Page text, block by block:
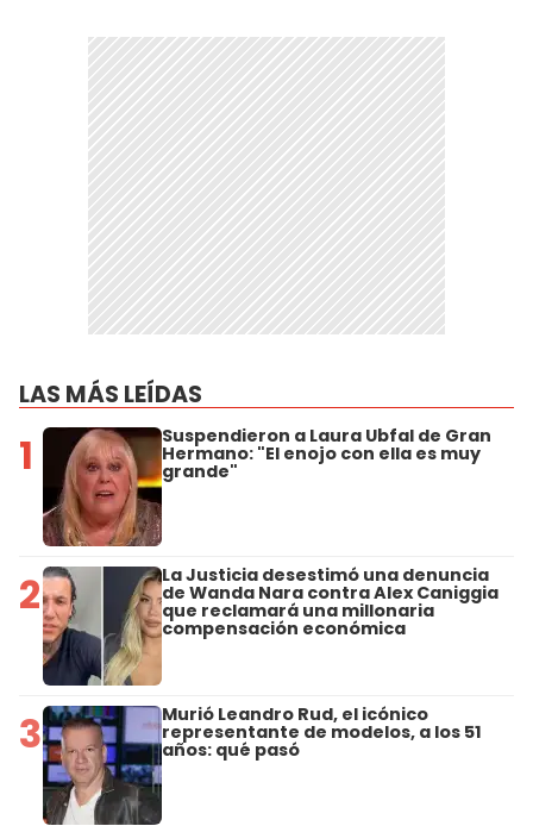
LAS MÁS LEÍDAS
1 Suspendieron a Laura Ubfal de Gran
Hermano: "El enojo con ella es muy
grande"
2 La Justicia desestimó una denuncia
de Wanda Nara contra Alex Caniggia
que reclamará una millonaria
compensación económica
3 Murió Leandro Rud, el icónico
representante de modelos, a los 51
años: qué pasó